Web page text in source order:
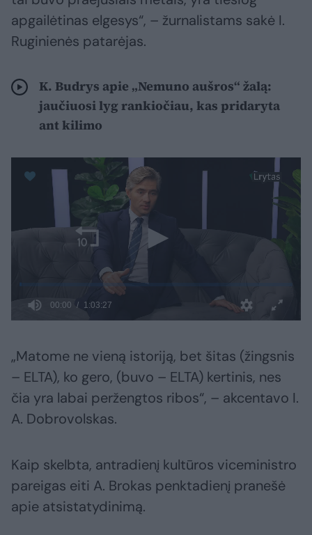
apgailėtinas elgesys“, – žurnalistams sakė I.
Ruginienės patarėjas.
K. Budrys apie „Nemuno aušros“ žalą:
jaučiuosi lyg rankiočiau, kas pridaryta
ant kilimo
„Matome ne vieną istoriją, bet šitas (žingsnis
– ELTA), ko gero, (buvo – ELTA) kertinis, nes
čia yra labai peržengtos ribos“, – akcentavo I.
A. Dobrovolskas.
Kaip skelbta, antradienį kultūros viceministro
pareigas eiti A. Brokas penktadienį pranešė
apie atsistatydinimą.